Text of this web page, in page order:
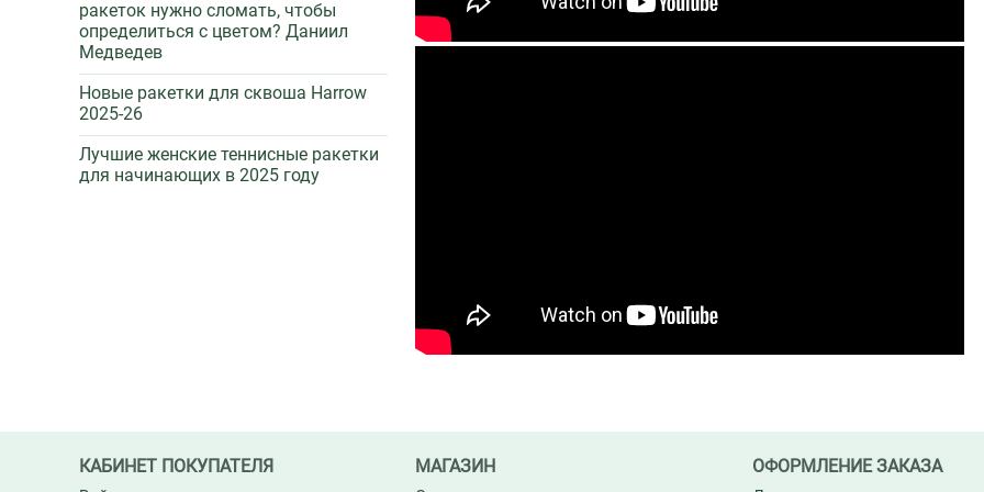
ракеток нужно сломать, чтобы
определиться с цветом? Даниил
Медведев
Новые ракетки для сквоша Harrow
2025-26
Лучшие женские теннисные ракетки
для начинающих в 2025 году
КАБИНЕТ ПОКУПАТЕЛЯ МАГАЗИН ОФОРМЛЕНИЕ ЗАКАЗА